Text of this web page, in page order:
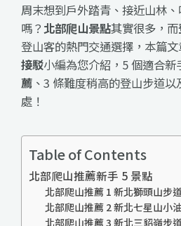
周末想到戶外踏青、接近山林
嗎？北部爬山景點其實很多，而
登山客的熱門交通選擇，本篇
接駁小編為您介紹，5 個適合新
薦 、3 條難度稍高的登山步道以
處！
Table of Contents
北部爬山推薦新手 5 景點
北部爬山推薦 1 新北獅頭山步
北部爬山推薦 2 新北七星山小
北部爬山推薦 3 新北三貂嶺步